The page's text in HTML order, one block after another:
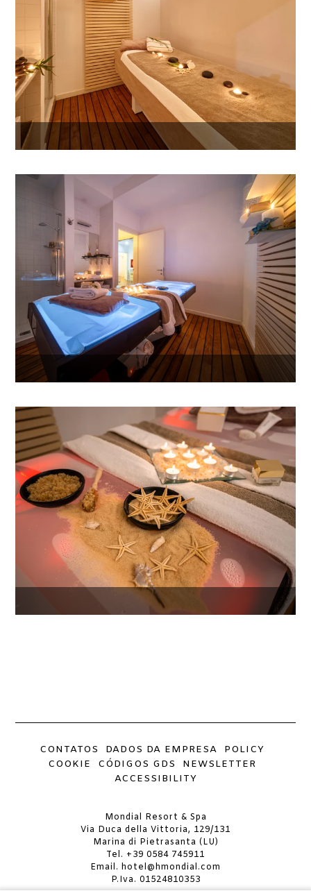
CONTATOS DADOS DA EMPRESA
POLICY
COOKIE
CÓDIGOS GDS
NEWSLETTER
ACCESSIBILITY
Mondial Resort & Spa
Via Duca della Vittoria, 129/131
Marina di Pietrasanta (LU)
Tel. +39 0584 745911
Email. hotel@hmondial.com
P.Iva. 01524810353